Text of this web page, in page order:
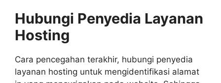
Hubungi Penyedia Layanan
Hosting
Cara pencegahan terakhir, hubungi penyedia
layanan hosting untuk mengidentifikasi alamat